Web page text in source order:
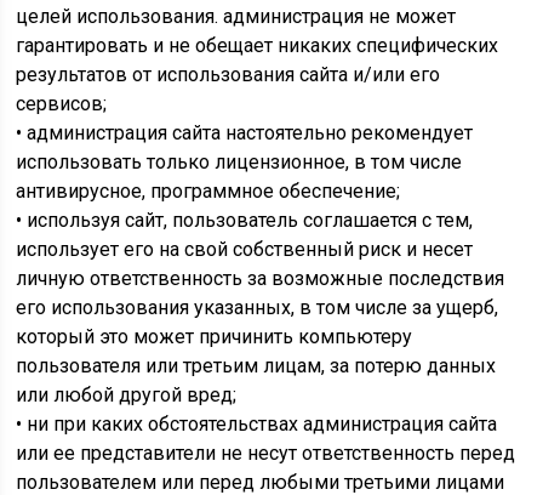
целей использования. администрация не может
гарантировать и не обещает никаких специфических
результатов от использования сайта и/или его
сервисов;
• администрация сайта настоятельно рекомендует
использовать только лицензионное, в том числе
антивирусное, программное обеспечение;
• используя сайт, пользователь соглашается с тем,
использует его на свой собственный риск и несет
личную ответственность за возможные последствия
его использования указанных, в том числе за ущерб,
который это может причинить компьютеру
пользователя или третьим лицам, за потерю данных
или любой другой вред;
• ни при каких обстоятельствах администрация сайта
или ее представители не несут ответственность перед
пользователем или перед любыми третьими лицами